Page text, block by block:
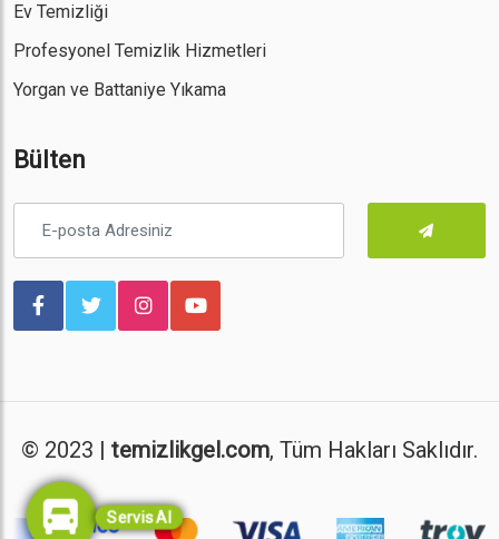
Ev Temizliği
Profesyonel Temizlik Hizmetleri
Yorgan ve Battaniye Yıkama
Bülten
© 2023 | temizlikgel.com, Tüm Hakları Saklıdır.
Servis Al